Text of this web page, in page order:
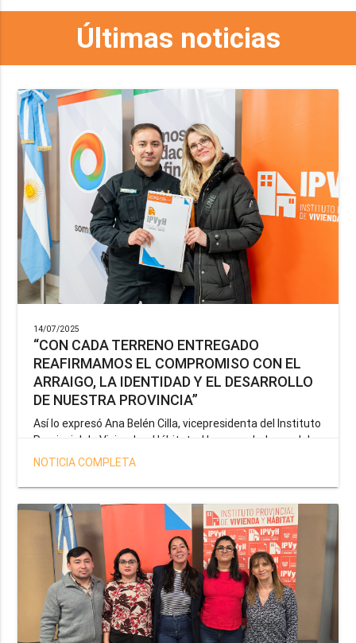
Últimas noticias
14/07/2025
“CON CADA TERRENO ENTREGADO
REAFIRMAMOS EL COMPROMISO CON EL
ARRAIGO, LA IDENTIDAD Y EL DESARROLLO
DE NUESTRA PROVINCIA”
Así lo expresó Ana Belén Cilla, vicepresidenta del Instituto
Provincial de Vivienda y Hábitat, al hacer un balance del
trabajo del organismo en el marco de la operatoria
salud y seguridad impulsada por el gobernador Gustavo
Melella.
NOTICIA COMPLETA